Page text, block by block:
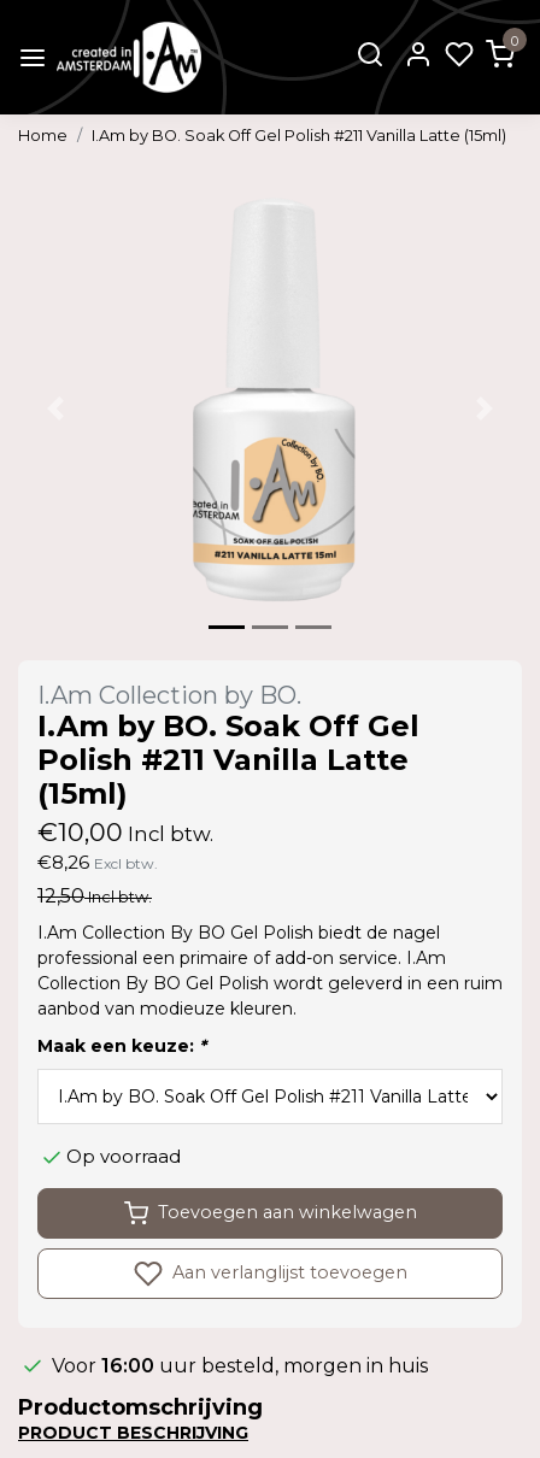
0
Home I.Am by BO. Soak Off Gel Polish #211 Vanilla Latte (15ml)
I.Am Collection by BO.
I.Am by BO. Soak Off Gel
Polish #211 Vanilla Latte
(15ml)
€10,00 Incl btw.
€8,26 Excl btw.
12,50Incl btw.
I.Am Collection By BO Gel Polish biedt de nagel
professional een primaire of add-on service. I.Am
Collection By BO Gel Polish wordt geleverd in een ruim
aanbod van modieuze kleuren.
Maak een keuze: *
Op voorraad
Toevoegen aan winkelwagen
Aan verlanglijst toevoegen
Voor 16:00 uur besteld, morgen in huis
Productomschrijving
PRODUCT BESCHRIJVING